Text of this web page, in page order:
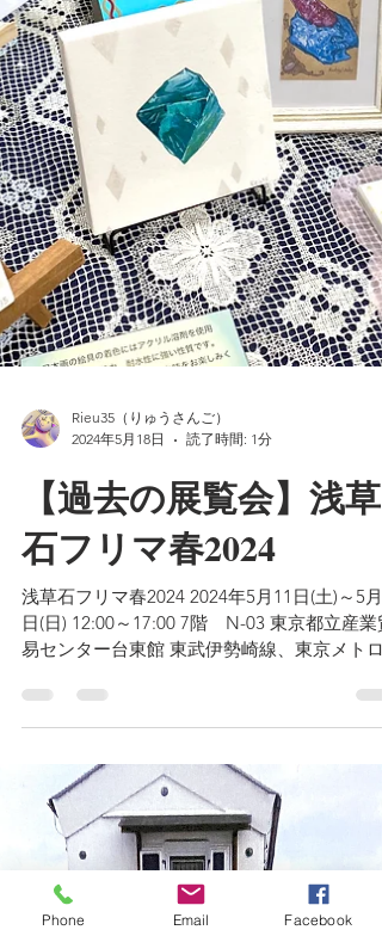
2024年5月18日
読了時間: 1分
【過去の展覧会】浅草
石フリマ春2024
日(日) 12:00～17:00 7階 N-03 東京都立産業
易センター台東館 東武伊勢崎線、東京メトロ
座線 浅草駅徒歩5分
Phone Email Facebook